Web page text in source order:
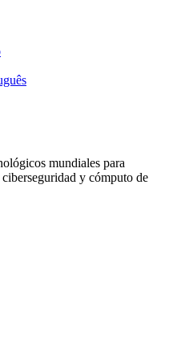
mundiales para
y cómputo de